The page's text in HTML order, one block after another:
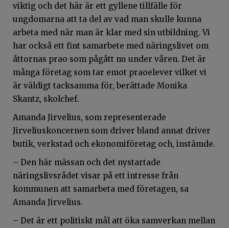
viktig och det här är ett gyllene tillfälle för
ungdomarna att ta del av vad man skulle kunna
arbeta med när man är klar med sin utbildning. Vi
har också ett fint samarbete med näringslivet om
åttornas prao som pågått nu under våren. Det är
många företag som tar emot praoelever vilket vi
är väldigt tacksamma för, berättade Monika
Skantz, skolchef.
Amanda Jirvelius, som representerade
Jirveliuskoncernen som driver bland annat driver
butik, verkstad och ekonomiföretag och, instämde.
– Den här mässan och det nystartade
näringslivsrådet visar på ett intresse från
kommunen att samarbeta med företagen, sa
Amanda Jirvelius.
– Det är ett politiskt mål att öka samverkan mellan